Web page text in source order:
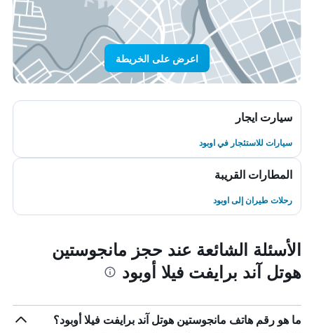
اعرض على الخريطة
سيارت ايجار
سيارات للاستئجار في اوبود
المطارات القريبة
رحلات طيران إلى اوبود
الأسئلة الشائعة عند حجز مانجوستين
هوتل آند برايفت فيلا أوبود
ما هو رقم هاتف مانجوستين هوتل آند برايفت فيلا أوبود؟